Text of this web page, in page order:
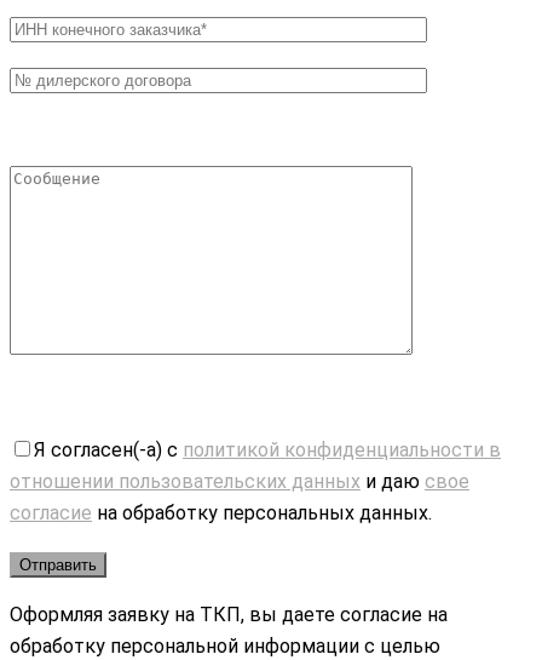
Я согласен(-а) с политикой конфиденциальности в
отношении пользовательских данных и даю свое
согласие на обработку персональных данных.
Оформляя заявку на ТКП, вы даете согласие на
обработку персональной информации с целью